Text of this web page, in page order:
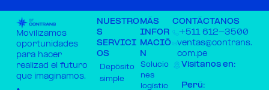
Movilizamos
oportunidades
para hacer
realizad el futuro
que imaginamos.
NUESTRO
S
SERVICI
OS
Depósito
simple
MÁS
INFOR
MACIÓ
N
Solucio
nes
logístic
CONTÁCTANOS
+511 612-3500​
ventas@contrans.
com.pe ​
Visítanos en:
Perú: